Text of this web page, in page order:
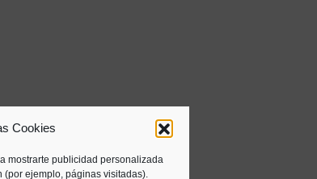
Cookies
mostrarte publicidad personalizada
(por ejemplo, páginas visitadas).